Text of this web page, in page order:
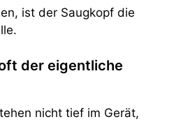
ist der Saugkopf die
der eigentliche
nicht tief im Gerät,